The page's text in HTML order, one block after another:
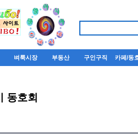
벼룩시장 부동산 구인구직 카페/동
동호회